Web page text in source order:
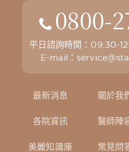
0800-
平日諮詢時間：09:30-
E-mail：
最新消息 關於我
各院資訊 醫師陣
美麗知識庫 常見問